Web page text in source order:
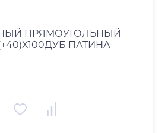
ПРЯМОУГОЛЬНЫЙ
ПАТИНА